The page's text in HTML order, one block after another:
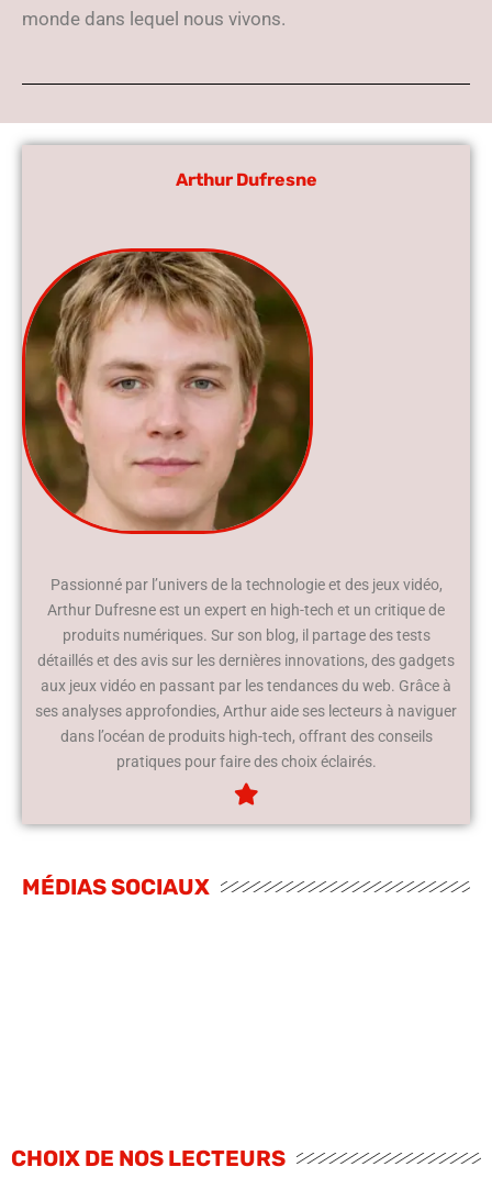
monde dans lequel nous vivons.
Arthur Dufresne
Passionné par l’univers de la technologie et des jeux vidéo,
Arthur Dufresne est un expert en high-tech et un critique de
produits numériques. Sur son blog, il partage des tests
détaillés et des avis sur les dernières innovations, des gadgets
aux jeux vidéo en passant par les tendances du web. Grâce à
ses analyses approfondies, Arthur aide ses lecteurs à naviguer
dans l’océan de produits high-tech, offrant des conseils
pratiques pour faire des choix éclairés.
MÉDIAS SOCIAUX
CHOIX DE NOS LECTEURS